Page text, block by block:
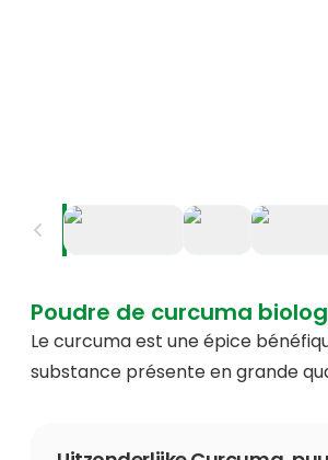
Poudre de curcuma
Le curcuma est une épice
substance présente en grande